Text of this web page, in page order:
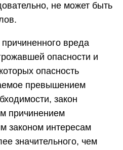
не может быть
вреда
опасности и
опасность
превышением
закон
причинением
законом интересам
значительного, чем